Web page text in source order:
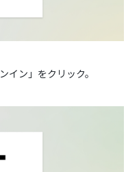
イン」をクリック。